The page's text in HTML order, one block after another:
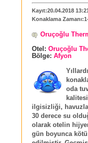
Kayıt:20.04.2018
Konaklama
Oruçoğlu
Otel: Oruçoğlu
Bölge: Afyon
oda
ilgisizliği,
30 derece su
olarak otelin
gün boyunca